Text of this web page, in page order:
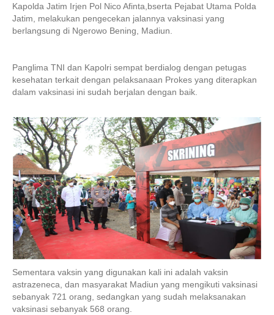
Kapolda Jatim Irjen Pol Nico Afinta,bserta Pejabat Utama Polda
Jatim, melakukan pengecekan jalannya vaksinasi yang
berlangsung di Ngerowo Bening, Madiun.
Panglima TNI dan Kapolri sempat berdialog dengan petugas
kesehatan terkait dengan pelaksanaan Prokes yang diterapkan
dalam vaksinasi ini sudah berjalan dengan baik.
Sementara vaksin yang digunakan kali ini adalah vaksin
astrazeneca, dan masyarakat Madiun yang mengikuti vaksinasi
sebanyak 721 orang, sedangkan yang sudah melaksanakan
vaksinasi sebanyak 568 orang.